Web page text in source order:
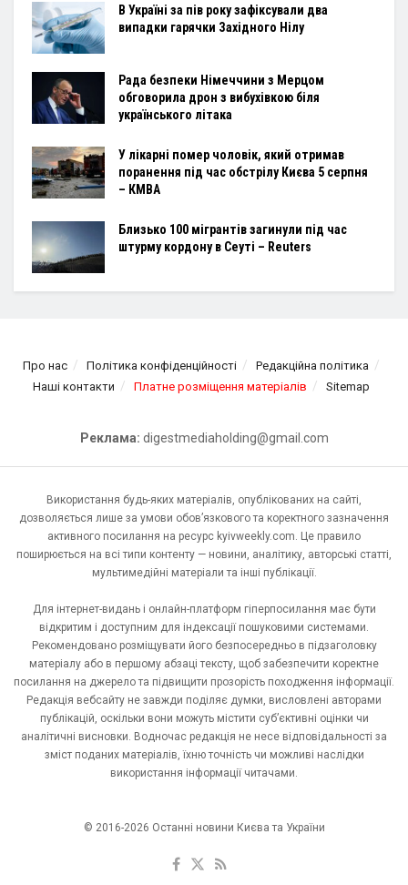
В Україні за пів року зафіксували два
випадки гарячки Західного Нілу
Рада безпеки Німеччини з Мерцом
обговорила дрон з вибухівкою біля
українського літака
У лікарні помер чоловік, який отримав
поранення під час обстрілу Києва 5 серпня
– КМВА
Близько 100 мігрантів загинули під час
штурму кордону в Сеуті – Reuters
Про нас Політика конфіденційності
Редакційна політика
Наші контакти
Платне розміщення матеріалів Sitemap
Реклама: digestmediaholding@gmail.com
Використання будь-яких матеріалів, опублікованих на сайті,
дозволяється лише за умови обов’язкового та коректного зазначення
активного посилання на ресурс kyivweekly.com. Це правило
поширюється на всі типи контенту — новини, аналітику, авторські статті,
мультимедійні матеріали та інші публікації.
Для інтернет-видань і онлайн-платформ гіперпосилання має бути
відкритим і доступним для індексації пошуковими системами.
Рекомендовано розміщувати його безпосередньо в підзаголовку
матеріалу або в першому абзаці тексту, щоб забезпечити коректне
посилання на джерело та підвищити прозорість походження інформації.
Редакція вебсайту не завжди поділяє думки, висловлені авторами
публікацій, оскільки вони можуть містити суб’єктивні оцінки чи
аналітичні висновки. Водночас редакція не несе відповідальності за
зміст поданих матеріалів, їхню точність чи можливі наслідки
використання інформації читачами.
© 2016-2026 Останні новини Києва та України